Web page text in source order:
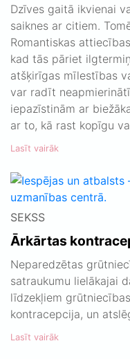
Dzīves gaitā ikvienai
saiknes ar citiem.
Romantiskas
kad tās pāriet
atšķirīgas mīlestības
var radīt
iepazīstinām ar
ar to, kā rast kopīgu
Lasīt vairāk
SEKSS
Ārkārtas
Neparedzētas
satraukumu lielākajai
līdzekļiem
kontracepcija, un
Lasīt vairāk